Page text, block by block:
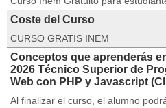
Coste del Curso
CURSO GRATIS INEM
Conceptos que aprenderás
2026 Técnico Superior de
Web con PHP y Javascript
Al finalizar el curso, el alumno